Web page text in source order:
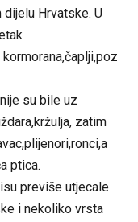
dijelu Hrvatske. U
su bile uz
zatim
ptica.
previše utjecale
i nekoliko vrsta